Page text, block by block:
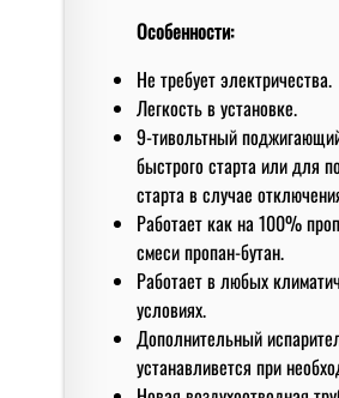
Особенности:
Не требует электричества.
Легкость в установке.
9-тивольтный
быстрого старта или для
старта в случае
Работает как на 100%
смеси пропан-бутан.
Работает в любых
условиях.
Дополнительный
устанавливется при